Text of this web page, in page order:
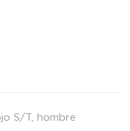
S/T hombre